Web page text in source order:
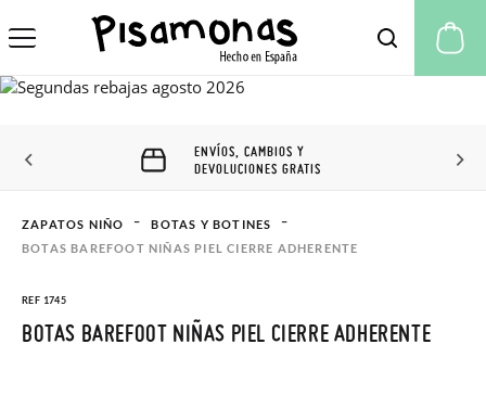
ENVÍOS, CAMBIOS Y
DEVOLUCIONES GRATIS
ZAPATOS NIÑO
BOTAS Y BOTINES
BOTAS BAREFOOT NIÑAS PIEL CIERRE ADHERENTE
REF 1745
BOTAS BAREFOOT NIÑAS PIEL CIERRE ADHERENTE